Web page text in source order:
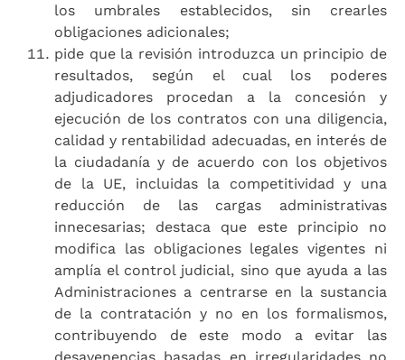
los umbrales establecidos, sin crearles
obligaciones adicionales;
pide que la revisión introduzca un principio de
resultados, según el cual los poderes
adjudicadores procedan a la concesión y
ejecución de los contratos con una diligencia,
calidad y rentabilidad adecuadas, en interés de
la ciudadanía y de acuerdo con los objetivos
de la UE, incluidas la competitividad y una
reducción de las cargas administrativas
innecesarias; destaca que este principio no
modifica las obligaciones legales vigentes ni
amplía el control judicial, sino que ayuda a las
Administraciones a centrarse en la sustancia
de la contratación y no en los formalismos,
contribuyendo de este modo a evitar las
desavenencias basadas en irregularidades no